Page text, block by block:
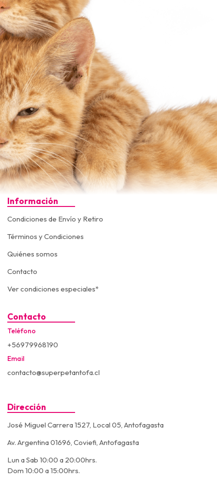
Información
Condiciones de Envío y Retiro
Términos y Condiciones
Quiénes somos
Contacto
Ver condiciones especiales*
Contacto
Teléfono
+56979968190
Email
contacto@superpetantofa.cl
Dirección
José Miguel Carrera 1527, Local 05, Antofagasta
Av. Argentina 01696, Coviefi, Antofagasta
Lun a Sab 10:00 a 20:00hrs.
Dom 10:00 a 15:00hrs.